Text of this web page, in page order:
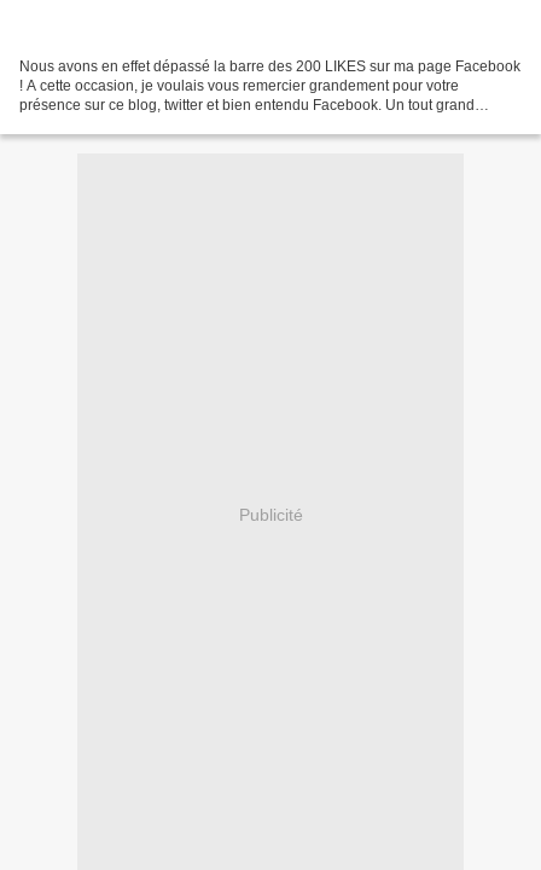
Nous avons en effet dépassé la barre des 200 LIKES sur ma page Facebook
! A cette occasion, je voulais vous remercier grandement pour votre
présence sur ce blog, twitter et bien entendu Facebook. Un tout grand
Publicité